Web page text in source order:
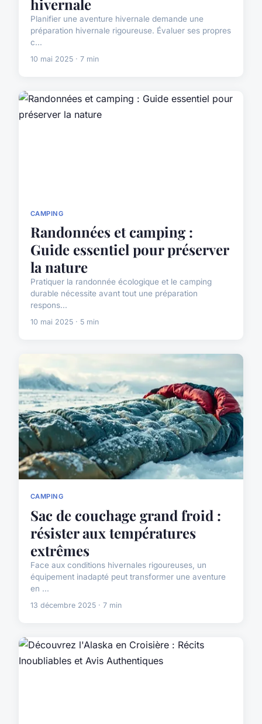
hivernale
Planifier une aventure hivernale demande une
préparation hivernale rigoureuse. Évaluer ses propres
c...
10 mai 2025 · 7 min
CAMPING
Randonnées et camping :
Guide essentiel pour préserver
la nature
Pratiquer la randonnée écologique et le camping
durable nécessite avant tout une préparation
respons...
10 mai 2025 · 5 min
CAMPING
Sac de couchage grand froid :
résister aux températures
extrêmes
Face aux conditions hivernales rigoureuses, un
équipement inadapté peut transformer une aventure
en ...
13 décembre 2025 · 7 min